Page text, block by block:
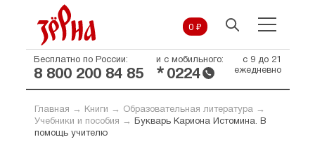
0 ₽
Бесплатно по России:
8 800 200 84 85
и с мобильного:
* 0224
с 9 до 21
ежедневно
Главная → Книги → Образовательная литература→
Учебники и пособия →
Букварь Кариона Истомина. В
помощь учителю